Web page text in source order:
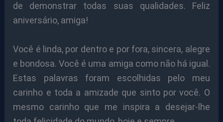
de demonstrar todas suas qualidades. Feliz
aniversário, amiga!
Você é linda, por dentro e por fora, sincera, alegre
e bondosa. Você é uma amiga como não há igual.
Estas palavras foram escolhidas pelo meu
carinho e toda a amizade que sinto por você. O
mesmo carinho que me inspira a desejar-lhe